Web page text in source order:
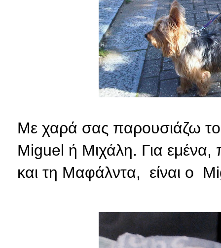
Με χαρά σας παρουσιάζω το
Miguel ή Μιχάλη. Για
και τη Μαφάλντα, είναι ο